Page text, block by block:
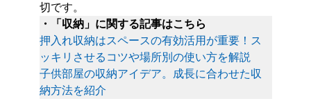
切です。
・「収納」に関する記事はこちら
押入れ収納はスペースの有効活用が重要！ス
ッキリさせるコツや場所別の使い方を解説
子供部屋の収納アイデア。成長に合わせた収
納方法を紹介